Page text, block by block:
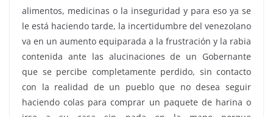
alimentos, medicinas o la inseguridad y para eso ya se
le está haciendo tarde, la incertidumbre del venezolano
va en un aumento equiparada a la frustración y la rabia
contenida ante las alucinaciones de un Gobernante
que se percibe completamente perdido, sin contacto
con la realidad de un pueblo que no desea seguir
haciendo colas para comprar un paquete de harina o